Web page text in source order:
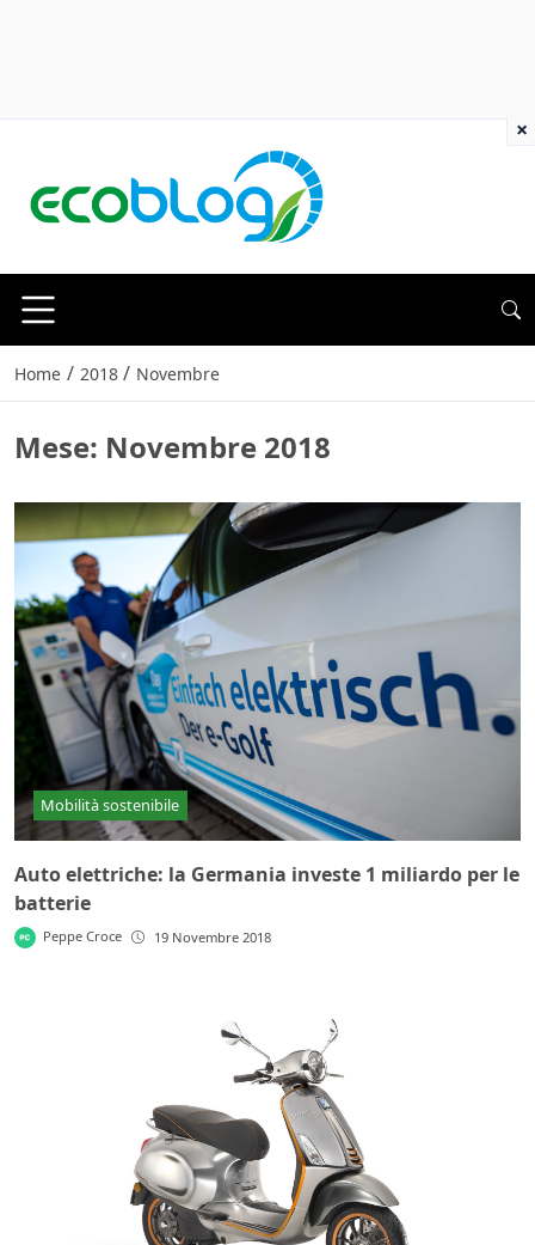
Home / 2018 / Novembre
Mese: Novembre 2018
Mobilità sostenibile
Auto elettriche: la Germania investe 1 miliardo per le
batterie
Peppe Croce 19 Novembre 2018
×